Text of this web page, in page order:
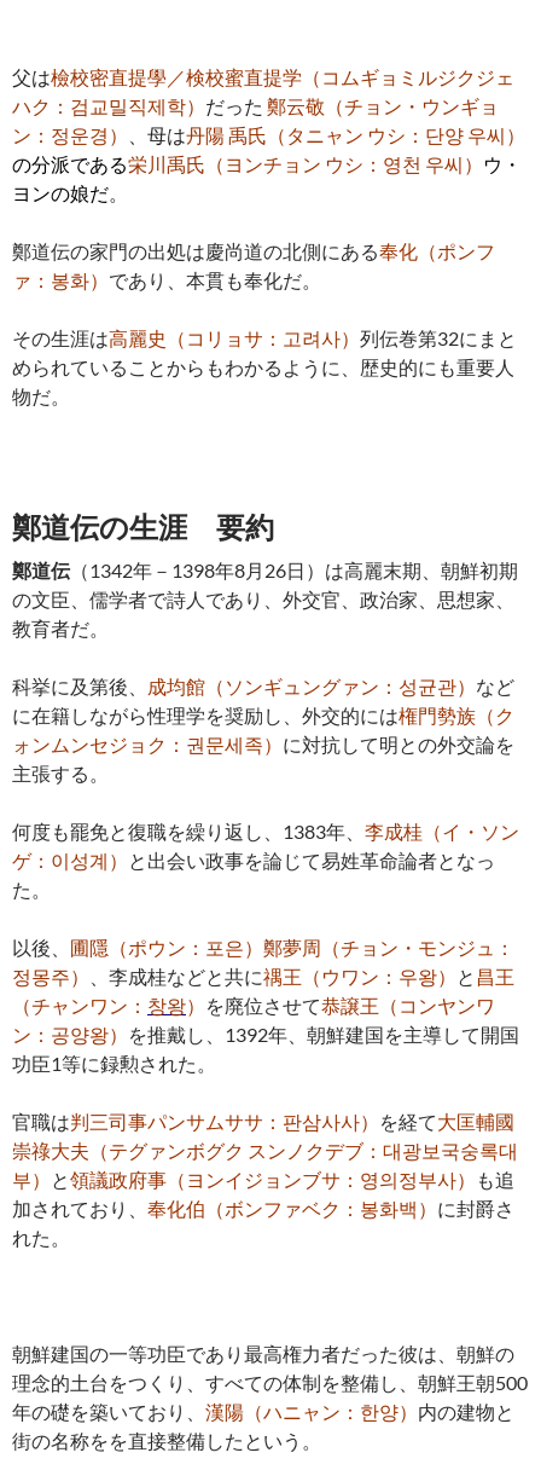
父は檢校密直提學／検校蜜直提学（コムギョミルジクジェ
ハク：검교밀직제학） だった 鄭云敬（チョン・ウンギョ
ン：정운경）
、母は丹陽 禹氏（タニャン ウシ：단양 우씨）
の分派である栄川禹氏（ヨンチョン ウシ：영천 우씨）
ウ・
ヨンの娘だ
鄭道伝の家門の出処は慶尚道の北側にある奉化（ポンフ
ァ：봉화） であり、本貫も奉化だ。
その生涯は高麗史（コリョサ：고려사） 列伝巻第32にまと
められていることからもわかるように、歴史的にも重要人
物だ。
鄭道伝の生涯 要約
鄭道伝（1342年－1398年8月26日）は高麗末期、朝鮮初期
の文臣、儒学者で詩人であり、外交官、政治家、思想家、
教育者だ。
科挙に及第後、 成均館（ソンギュングァン：성균관） など
に在籍しながら性理学を奨励し、外交的には権門勢族（ク
ォンムンセジョク：권문세족） に対抗して明との外交論を
主張する。
何度も罷免と復職を繰り返し、1383年、 李成桂（イ・ソン
ゲ：이성계）
と出会い政事を論じて易姓革命論者となっ
た。
以後、 圃隱（ポウン：포은）鄭夢周（チョン・モンジュ：
정몽주）
、李成桂などと共に禑王（ウワン：우왕） と 昌王
（チャンワン： 창왕） を廃位させて恭譲王（コンヤンワ
ン：공양왕）
を推戴し、1392年、朝鮮建国を主導して開国
功臣1等に録勲された。
官職は判三司事パンサムササ：판삼사사） を経て大匡輔國
崇祿大夫（テグァンボグク スンノクデブ：대광보국숭록대
부）
と領議政府事（ヨンイジョンブサ：영의정부사）
も追
加されており、 奉化伯（ボンファベク：봉화백） に封爵さ
れた。
朝鮮建国の一等功臣であり最高権力者だった彼は、朝鮮の
理念的土台をつくり、すべての体制を整備し、朝鮮王朝500
年の礎を築いており、 漢陽（ハニャン：한양） 内の建物と
街の名称をを直接整備したという。